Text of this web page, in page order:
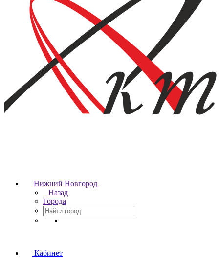
Нижний Новгород
Назад
Города
Кабинет